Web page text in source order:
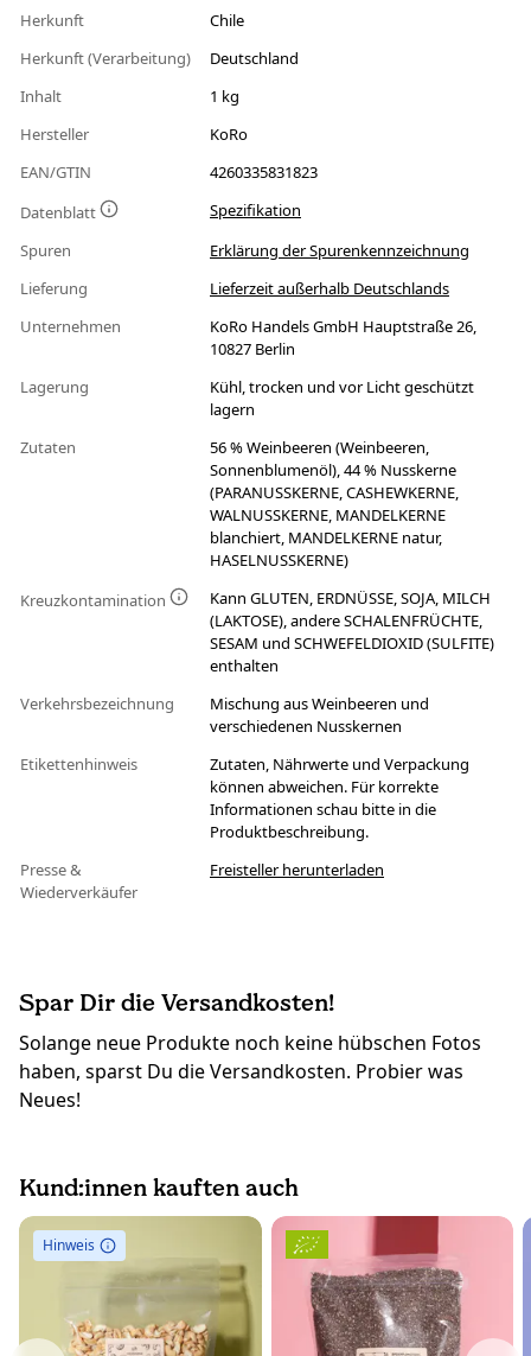
Herkunft
Chile
Herkunft (Verarbeitung)
Deutschland
Inhalt
1 kg
Hersteller
KoRo
EAN/GTIN
4260335831823
Datenblatt
Spezifikation
Spuren
Erklärung der Spurenkennzeichnung
Lieferung
Lieferzeit außerhalb Deutschlands
Unternehmen
KoRo Handels GmbH Hauptstraße 26,
10827 Berlin
Lagerung
Kühl, trocken und vor Licht geschützt
lagern
Zutaten
56 % Weinbeeren (Weinbeeren,
Sonnenblumenöl), 44 % Nusskerne
(PARANUSSKERNE, CASHEWKERNE,
WALNUSSKERNE, MANDELKERNE
blanchiert, MANDELKERNE natur,
HASELNUSSKERNE)
Kreuzkontamination
Kann GLUTEN, ERDNÜSSE, SOJA, MILCH
(LAKTOSE), andere SCHALENFRÜCHTE,
SESAM und SCHWEFELDIOXID (SULFITE)
enthalten
Verkehrsbezeichnung
Mischung aus Weinbeeren und
verschiedenen Nusskernen
Etikettenhinweis
Zutaten, Nährwerte und Verpackung
können abweichen. Für korrekte
Informationen schau bitte in die
Produktbeschreibung.
Presse &
Wiederverkäufer
Freisteller herunterladen
Spar Dir die Versandkosten!
Solange neue Produkte noch keine hübschen Fotos
haben, sparst Du die Versandkosten. Probier was
Neues!
Kund:innen kauften auch
Hinweis